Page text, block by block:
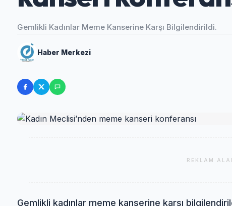
Gemlikli Kadınlar Meme Kanserine Karşı Bilgilendirildi.
Haber Merkezi
REKLAM
Gemlikli kadınlar meme kanserine karşı